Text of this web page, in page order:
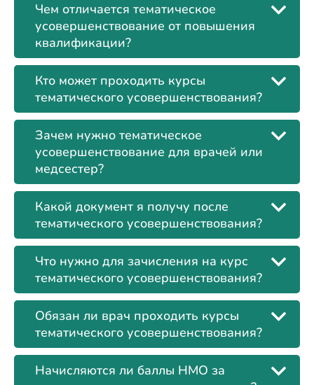
Чем отличается тематическое
усовершенствование от повышения
квалификации?
Кто может проходить курсы
тематического усовершенствования?
Зачем нужно тематическое
усовершенствование для врачей или
медсестер?
Какой документ я получу после
тематического усовершенствования?
Что нужно для зачисления на курс
тематического усовершенствования?
Обязан ли врач проходить курсы
тематического усовершенствования?
Начисляются ли баллы НМО за